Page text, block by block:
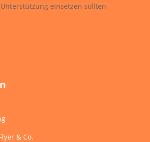
einsetzen sollten
& Co.